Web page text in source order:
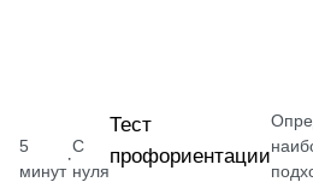
5
минут
·
С
нуля
Тест
профориентации